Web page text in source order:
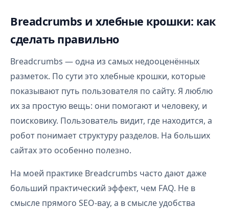
Breadcrumbs и хлебные крошки: как
сделать правильно
Breadcrumbs — одна из самых недооценённых
разметок. По сути это хлебные крошки, которые
показывают путь пользователя по сайту. Я люблю
их за простую вещь: они помогают и человеку, и
поисковику. Пользователь видит, где находится, а
робот понимает структуру разделов. На больших
сайтах это особенно полезно.
На моей практике Breadcrumbs часто дают даже
больший практический эффект, чем FAQ. Не в
смысле прямого SEO-вау, а в смысле удобства